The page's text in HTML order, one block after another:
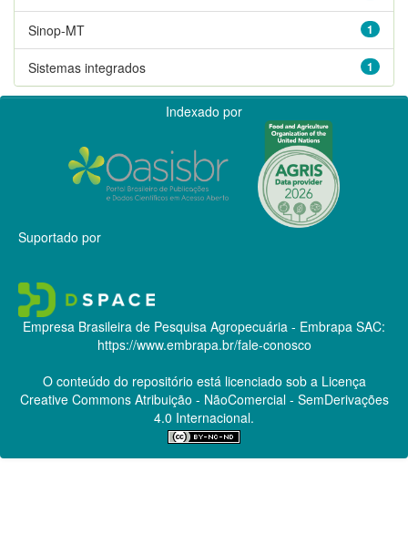
1
Sinop-MT
1
Sistemas integrados
Indexado por
Suportado por
Empresa Brasileira de Pesquisa Agropecuária - Embrapa SAC:
https://www.embrapa.br/fale-conosco
O conteúdo do repositório está licenciado sob a Licença
Creative CommonsAtribuição - NãoComercial - SemDerivações
4.0 Internacional.